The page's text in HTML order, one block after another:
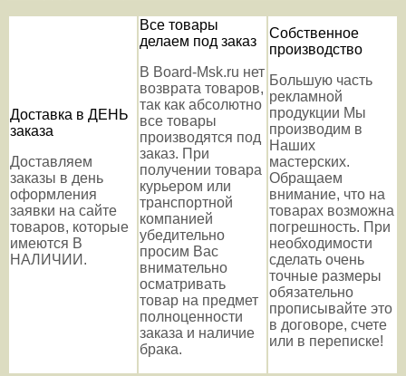
Доставка в ДЕНЬ
заказа
Доставляем
заказы в день
оформления
заявки на сайте
товаров, которые
имеются В
НАЛИЧИИ.
Все товары
делаем под заказ
В Board-Msk.ru нет
возврата товаров,
так как абсолютно
все товары
производятся под
заказ. При
получении товара
курьером или
транспортной
компанией
убедительно
просим Вас
внимательно
осматривать
товар на предмет
полноценности
заказа и наличие
брака.
Собственное
производство
Большую часть
рекламной
продукции Мы
производим в
Наших
мастерских.
Обращаем
внимание, что на
товарах возможна
погрешность. При
необходимости
сделать очень
точные размеры
обязательно
прописывайте это
в договоре, счете
или в переписке!